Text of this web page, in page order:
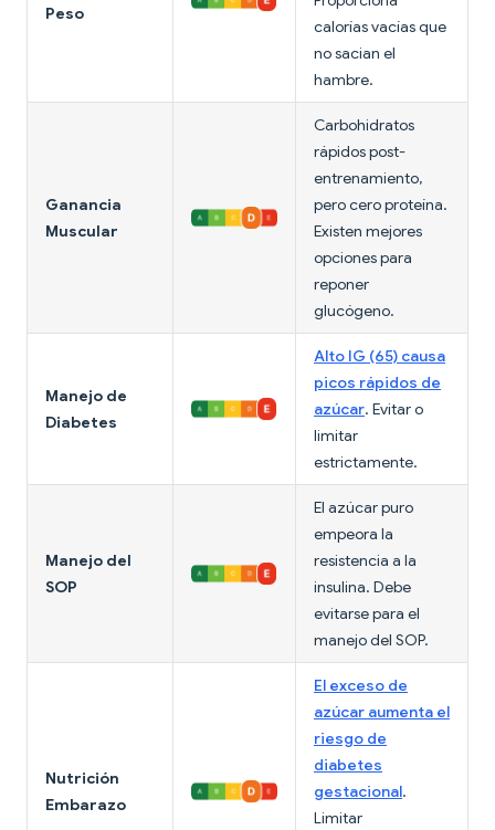
Peso
calorías vacías que
no sacian el
hambre.
Ganancia
Muscular
Carbohidratos
rápidos post-
entrenamiento,
pero cero proteína.
Existen mejores
opciones para
reponer
glucógeno.
Manejo de
Diabetes
Alto IG (65) causa
picos rápidos de
azúcar. Evitar o
limitar
estrictamente.
Manejo del
SOP
El azúcar puro
empeora la
resistencia a la
insulina. Debe
evitarse para el
manejo del SOP.
Nutrición
Embarazo
El exceso de
azúcar aumenta el
riesgo de
diabetes
gestacional.
Limitar